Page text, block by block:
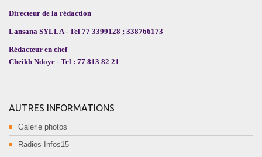
Directeur de la rédaction
Lansana SYLLA - Tel 77 3399128 ; 338766173
Rédacteur en chef
Cheikh Ndoye - Tel : 77 813 82 21
AUTRES INFORMATIONS
Galerie photos
Radios Infos15